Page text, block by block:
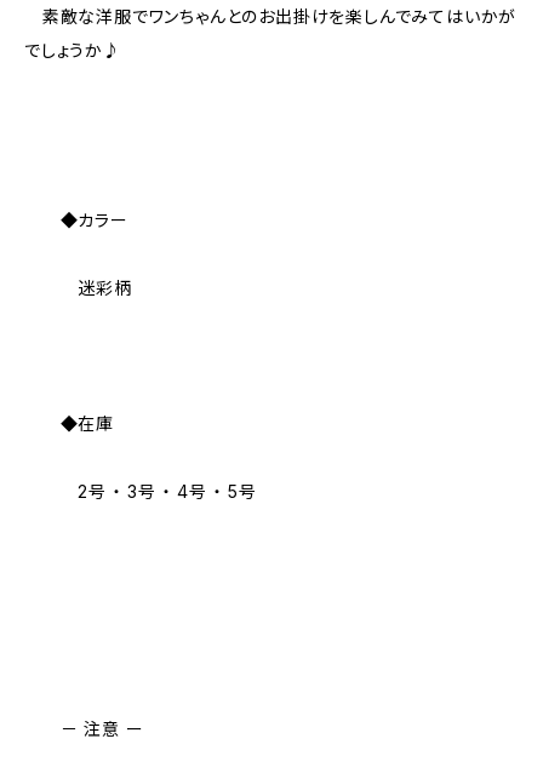
素敵な洋服でワンちゃんとのお出掛けを楽しんでみてはいかが
でしょうか♪
◆カラー
迷彩柄
◆在庫
2号 ・ 3号 ・ 4号 ・ 5号
－ 注意 ー